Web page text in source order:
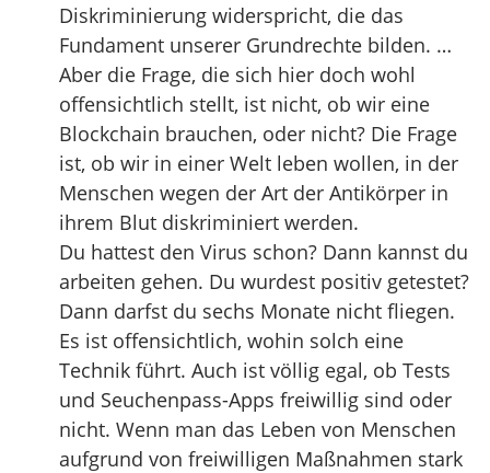
Diskriminierung widerspricht, die das
Fundament unserer Grundrechte bilden. …
Aber die Frage, die sich hier doch wohl
offensichtlich stellt, ist nicht, ob wir eine
Blockchain brauchen, oder nicht? Die Frage
ist, ob wir in einer Welt leben wollen, in der
Menschen wegen der Art der Antikörper in
ihrem Blut diskriminiert werden.
Du hattest den Virus schon? Dann kannst du
arbeiten gehen. Du wurdest positiv getestet?
Dann darfst du sechs Monate nicht fliegen.
Es ist offensichtlich, wohin solch eine
Technik führt. Auch ist völlig egal, ob Tests
und Seuchenpass-Apps freiwillig sind oder
nicht. Wenn man das Leben von Menschen
aufgrund von freiwilligen Maßnahmen stark